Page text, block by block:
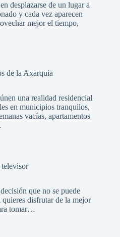
desplazarse de un lugar a
y cada vez aparecen
mejor el tiempo,
de la Axarquía
una realidad residencial
en municipios tranquilos,
vacías, apartamentos
que no se puede
disfrutar de la mejor
tomar…